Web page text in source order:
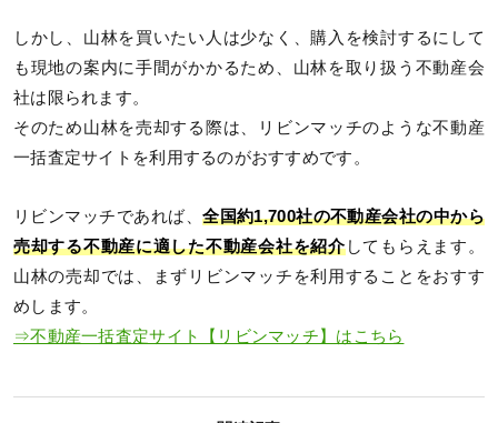
しかし、山林を買いたい人は少なく、購入を検討するにして
も現地の案内に手間がかかるため、山林を取り扱う不動産会
社は限られます。
そのため山林を売却する際は、リビンマッチのような不動産
一括査定サイトを利用するのがおすすめです。
リビンマッチであれば、全国約1,700社の不動産会社の中から
売却する不動産に適した不動産会社を紹介してもらえます。
山林の売却では、まずリビンマッチを利用することをおすす
めします。
⇒不動産一括査定サイト【リビンマッチ】はこちら